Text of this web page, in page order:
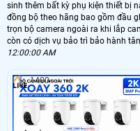
💣 Lắp Camera FUL Color
5.599.000 VNĐ Bộ 4 Camera
💮 Lắp Camera IP Siêu Nét
4.000.00 VNĐ Trọn Gói 4 camera
🔆️ Dịch vụ lắp camera trọn gói tại
bảo trì bảo hành hệ thống
gồm đầu ghi hình ,camera ,ổ
sinh thêm bất kỳ phụ kiện thiết bị
đồng bộ theo hãng bao gồm đầu
trọn bộ camera ngoài ra khi lắp
còn có dịch vụ bảo trì bảo hành
12:00:00 AM
1400